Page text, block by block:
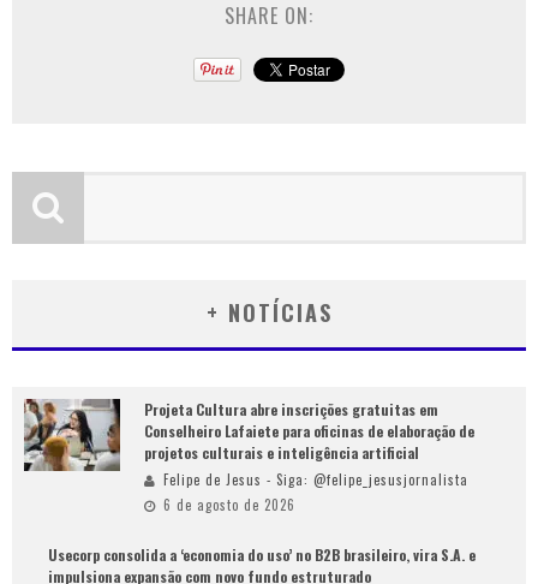
SHARE ON:
+ NOTÍCIAS
Projeta Cultura abre inscrições gratuitas em
Conselheiro Lafaiete para oficinas de elaboração de
projetos culturais e inteligência artificial
Felipe de Jesus - Siga: @felipe_jesusjornalista
6 de agosto de 2026
Usecorp consolida a ‘economia do uso’ no B2B brasileiro, vira S.A. e
impulsiona expansão com novo fundo estruturado